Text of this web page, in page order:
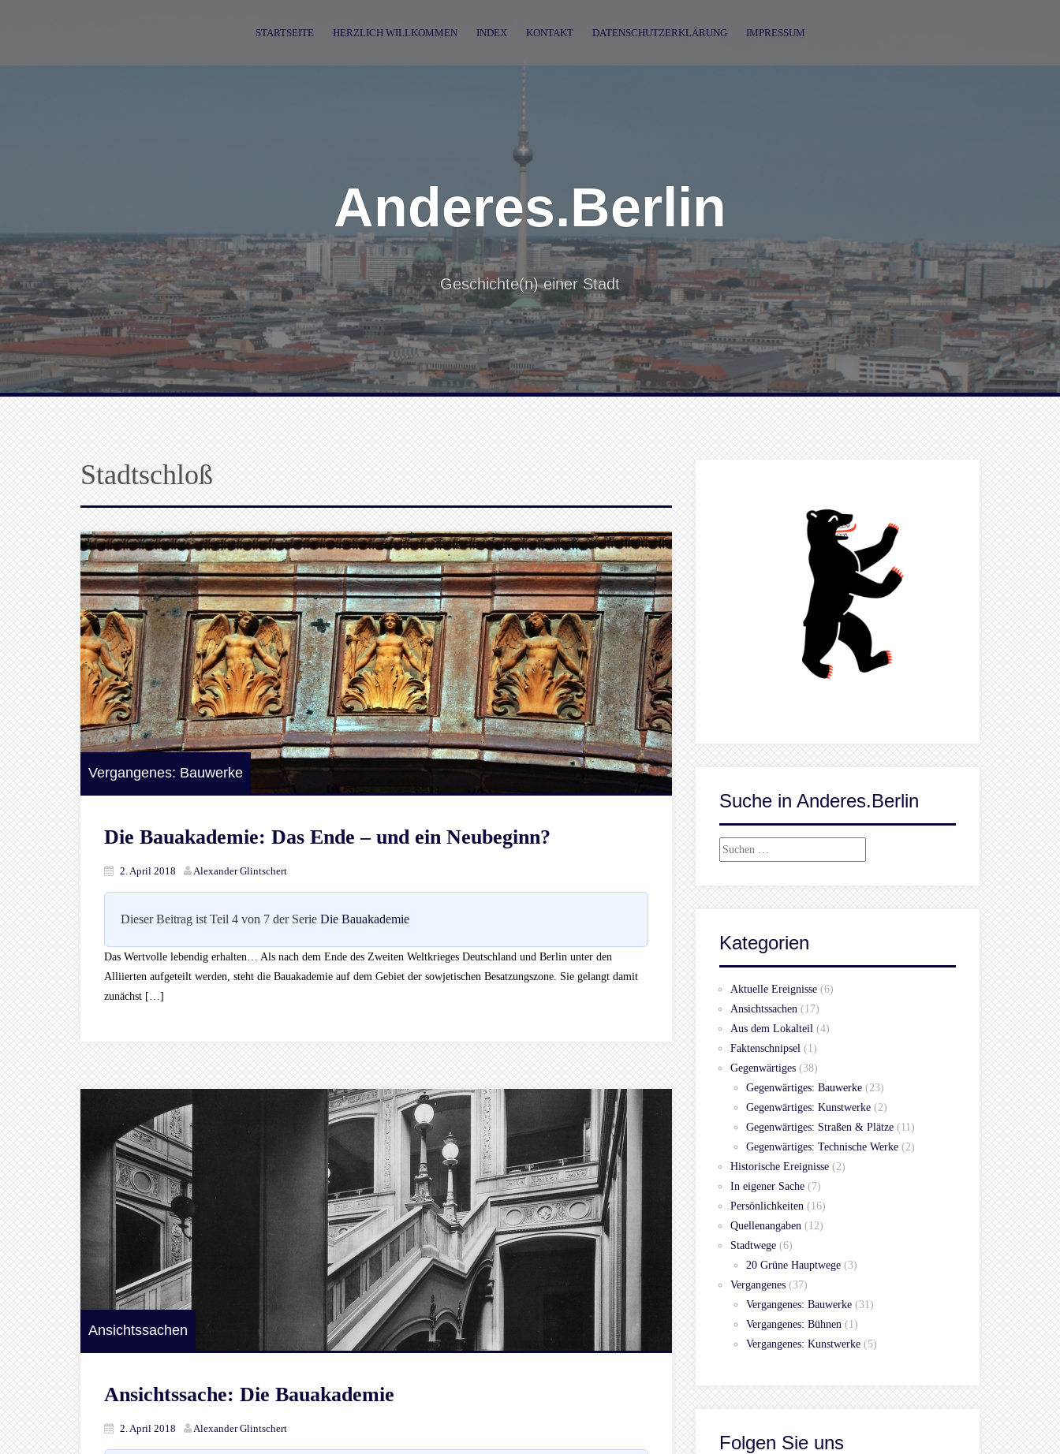
STARTSEITE HERZLICH WILLKOMMEN INDEX KONTAKT DATENSCHUTZERKLÄRUNG IMPRESSUM
Anderes.Berlin
Geschichte(n) einer Stadt
Stadtschloß
Vergangenes: Bauwerke
Die Bauakademie: Das Ende – und ein Neubeginn?
2. April 2018 Alexander Glintschert
Dieser Beitrag ist Teil 4 von 7 der Serie Die Bauakademie
Das Wertvolle lebendig erhalten… Als nach dem Ende des Zweiten Weltkrieges Deutschland und Berlin unter den
Alliierten aufgeteilt werden, steht die Bauakademie auf dem Gebiet der sowjetischen Besatzungszone. Sie gelangt damit
zunächst […]
Ansichtssachen
Ansichtssache: Die Bauakademie
2. April 2018 Alexander Glintschert
Suche in Anderes.Berlin
Suchen
Kategorien
Aktuelle Ereignisse (6)
Ansichtssachen (17)
Aus dem Lokalteil (4)
Faktenschnipsel (1)
Gegenwärtiges (38)
Gegenwärtiges: Bauwerke (23)
Gegenwärtiges: Kunstwerke (2)
Gegenwärtiges: Straßen & Plätze (11)
Gegenwärtiges: Technische Werke (2)
Historische Ereignisse (2)
In eigener Sache (7)
Persönlichkeiten (16)
Quellenangaben (12)
Stadtwege (6)
20 Grüne Hauptwege (3)
Vergangenes (37)
Vergangenes: Bauwerke (31)
Vergangenes: Bühnen (1)
Vergangenes: Kunstwerke (5)
Folgen Sie uns